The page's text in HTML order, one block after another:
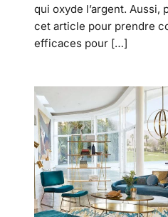
qui oxyde l’argent.
cet article pour prendre
efficaces pour […]